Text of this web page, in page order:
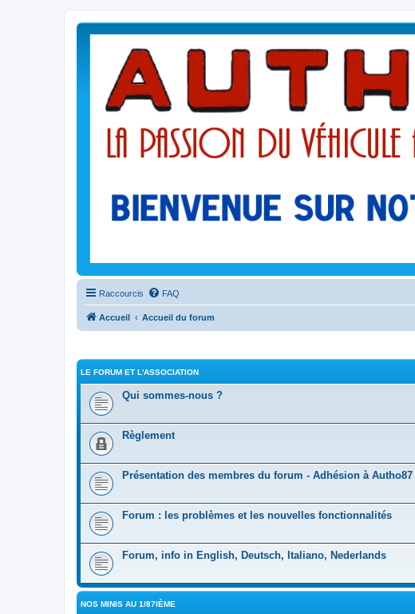
Raccourcis FAQ
Accueil Accueil du forum
LE FORUM ET L'ASSOCIATION
Qui sommes-nous ?
Règlement
Présentation des membres du forum - Adhésion à Autho87
Forum : les problèmes et les nouvelles fonctionnalités
Forum, info in English, Deutsch, Italiano, Nederlands
NOS MINIS AU 1/87IÈME